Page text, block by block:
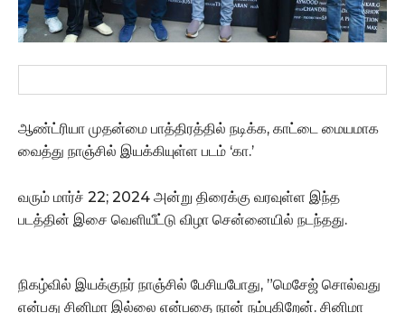
ஆண்ட்ரியா முதன்மை பாத்திரத்தில் நடிக்க, காட்டை மையமாக
வைத்து நாஞ்சில் இயக்கியுள்ள படம் ‘கா.’
வரும் மார்ச் 22; 2024 அன்று திரைக்கு வரவுள்ள இந்த
படத்தின் இசை வெளியீட்டு விழா சென்னையில் நடந்தது.
நிகழ்வில் இயக்குநர் நாஞ்சில் பேசியபோது, ”மெசேஜ் சொல்வது
என்பது சினிமா இல்லை என்பதை நான் நம்புகிறேன். சினிமா